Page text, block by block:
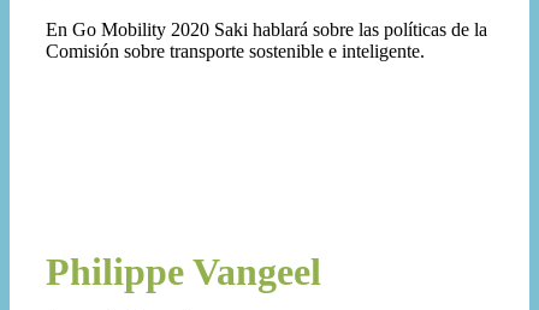
En Go Mobility 2020 Saki hablará sobre las políticas de la
Comisión sobre transporte sostenible e inteligente.
Philippe Vangeel